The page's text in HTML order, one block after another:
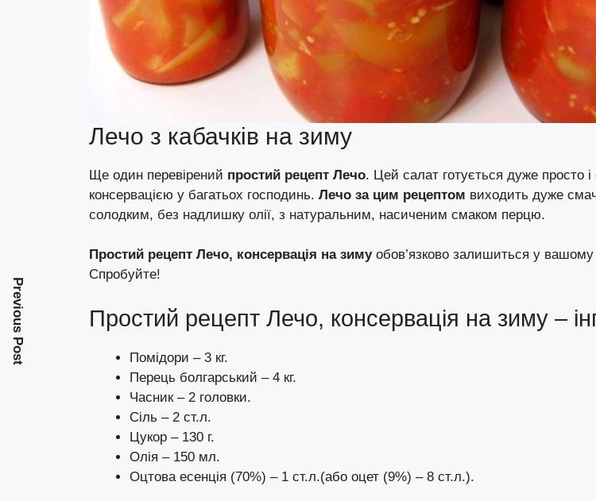
Лечо з кабачків на зиму
Ще один перевірений простий рецепт Лечо. Цей салат готується дуже просто і
консервацією у багатьох господинь. Лечо за цим рецептом виходить дуже
солодким, без надлишку олії, з натуральним, насиченим смаком перцю.
Простий рецепт Лечо, консервація на зимуобов’язково залишиться у вашому
Спробуйте!
Простий рецепт Лечо, консервація на зиму –
Помідори – 3 кг.
Перець болгарський – 4 кг.
Часник – 2 головки.
Сіль – 2 ст.л.
Цукор – 130 г.
Олія – 150 мл.
Оцтова есенція (70%) – 1 ст.л.(або оцет (9%) – 8 ст.л.).
Previous Post